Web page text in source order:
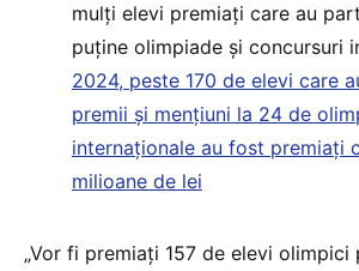
mulți elevi premiați care au
puține olimpiade și concursuri
2024, peste 170 de elevi care
premii și mențiuni la 24 de
internaționale au fost premiați
milioane de lei
„Vor fi premiați 157 de elevi olimpici